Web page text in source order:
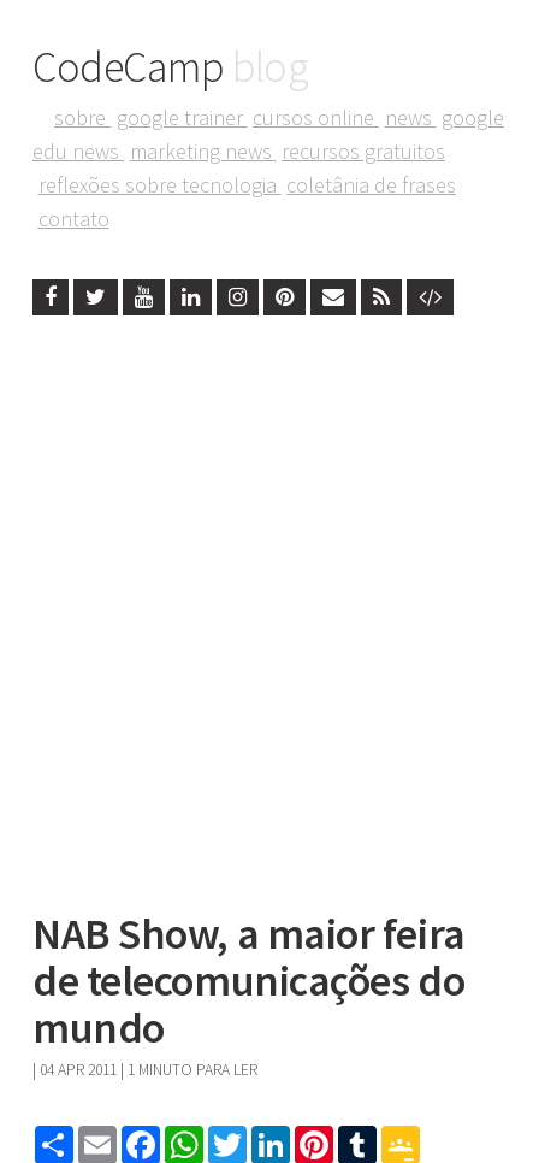
CodeCamp blog
sobre google trainer cursos online news google
edu news marketing news recursos gratuitos
reflexões sobre tecnologia coletânia de frases
contato
NAB Show, a maior feira
de telecomunicações do
mundo
| 04 APR 2011 | 1 MINUTO PARA LER
ShareEmailFacebookWhatsApp
TwitterLinkedInPinterest
Tumblr